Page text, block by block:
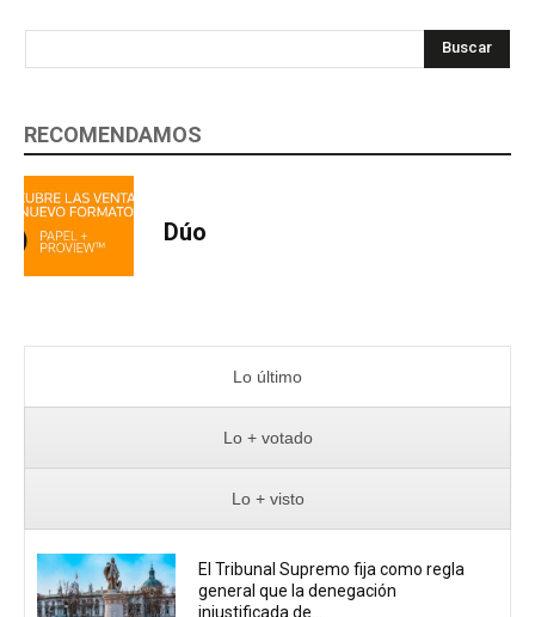
Buscar
RECOMENDAMOS
Dúo
Lo último
Lo + votado
Lo + visto
El Tribunal Supremo fija como regla
general que la denegación
injustificada de...